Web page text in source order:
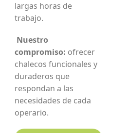
largas horas de
trabajo.
Nuestro
compromiso: ofrecer
chalecos funcionales y
duraderos que
respondan a las
necesidades de cada
operario.